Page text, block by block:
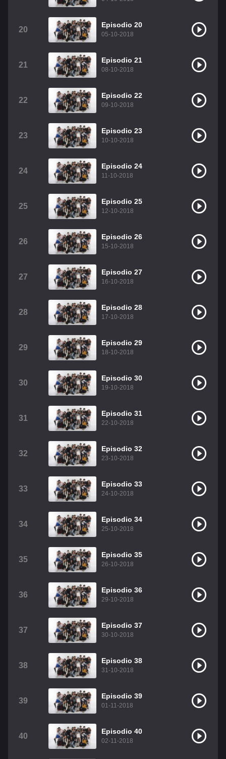
20
Episodio 20
05-10-2018
21
Episodio 21
08-10-2018
22
Episodio 22
09-10-2018
23
Episodio 23
10-10-2018
24
Episodio 24
11-10-2018
25
Episodio 25
12-10-2018
26
Episodio 26
15-10-2018
27
Episodio 27
16-10-2018
28
Episodio 28
17-10-2018
29
Episodio 29
18-10-2018
30
Episodio 30
19-10-2018
31
Episodio 31
22-10-2018
32
Episodio 32
23-10-2018
33
Episodio 33
24-10-2018
34
Episodio 34
25-10-2018
35
Episodio 35
26-10-2018
36
Episodio 36
29-10-2018
37
Episodio 37
30-10-2018
38
Episodio 38
31-10-2018
39
Episodio 39
01-11-2018
40
Episodio 40
02-11-2018